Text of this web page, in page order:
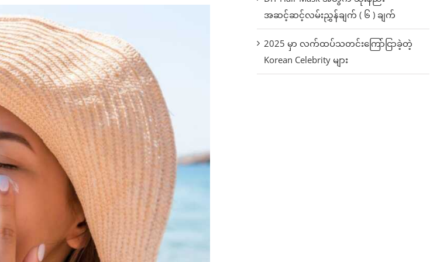
အဆင့်ဆင့်လမ်းညွှန်ချက် ( ၆ ) ချက်
2025 မှာ လက်ထပ်သတင်းကြော်ငြာခဲ့တဲ့
Korean Celebrity များ